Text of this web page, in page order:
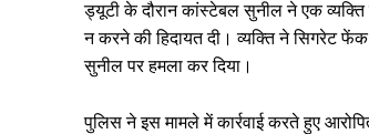
ड्यूटी के दौरान कांस्टेबल सुनील ने एक व्यक्ति
न करने की हिदायत दी। व्यक्ति ने सिगरेट
सुनील पर हमला कर दिया।
पुलिस ने इस मामले में कार्रवाई करते हुए